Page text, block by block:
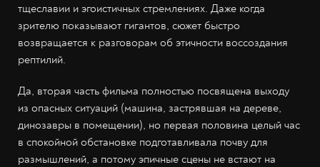
тщеславии и эгоистичных стремлениях. Даже когда
зрителю показывают гигантов, сюжет быстро
возвращается к разговорам об этичности воссоздания
рептилий.
Да, вторая часть фильма полностью посвящена выходу
из опасных ситуаций (машина, застрявшая на дереве,
динозавры в помещении), но первая половина целый час
в спокойной обстановке подготавливала почву для
размышлений, а потому эпичные сцены не встают на